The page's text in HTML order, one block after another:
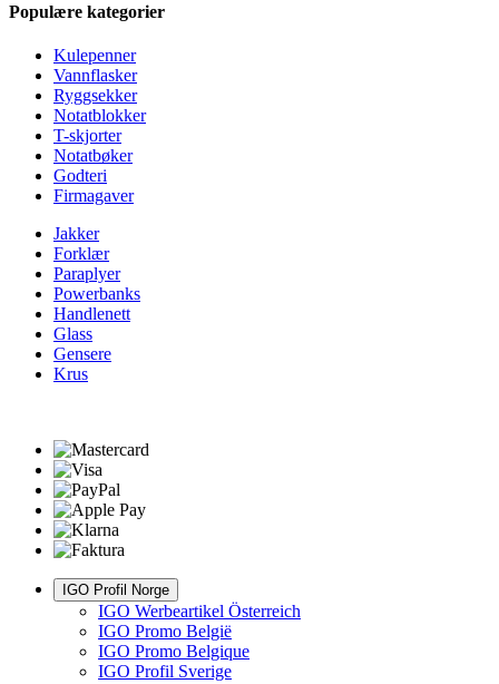
Populære kategorier
Kulepenner
Vannflasker
Ryggsekker
Notatblokker
T-skjorter
Notatbøker
Godteri
Firmagaver
Jakker
Forklær
Paraplyer
Powerbanks
Handlenett
Glass
Gensere
Krus
IGO Profil Norge
IGO Werbeartikel Österreich
IGO Promo België
IGO Promo Belgique
IGO Profil Sverige